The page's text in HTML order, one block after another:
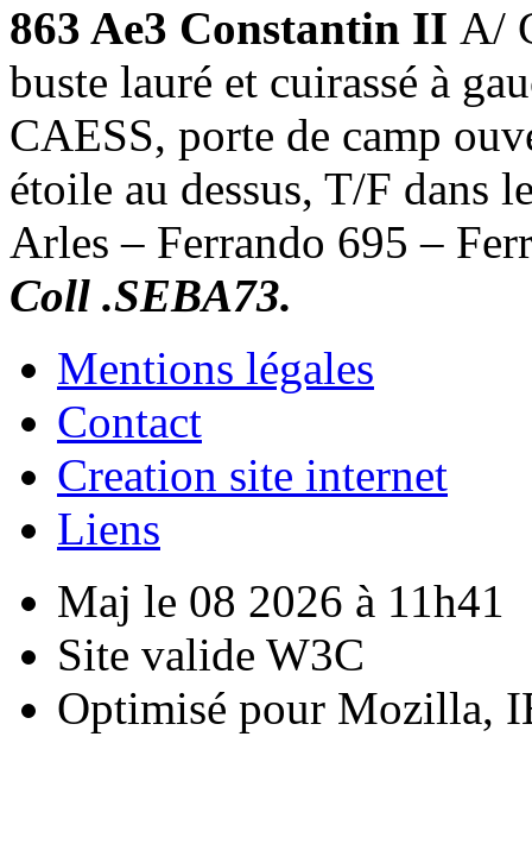
863 Ae3 Constantin II A/
buste lauré et cuirassé à
CAESS, porte de camp
étoile au dessus, T/F dans
Arles – Ferrando 695 –
Coll .SEBA73.
Mentions légales
Contact
Creation site internet
Liens
Maj le 08 2026 à 11h41
Site valide W3C
Optimisé pour Mozilla,